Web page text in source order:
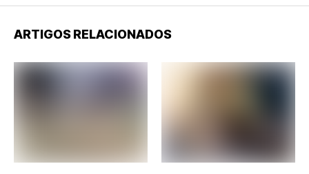
ARTIGOS RELACIONADOS